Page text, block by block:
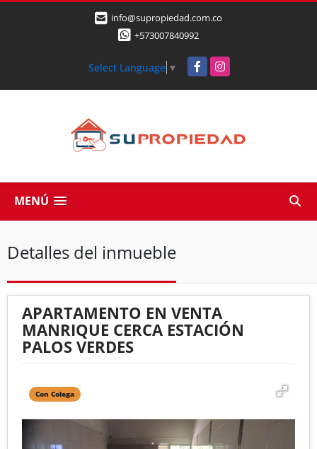
info@supropiedad.com.co
+573007840992
Select Language ▼ FacebookInstagram
MENÚ
Detalles del inmueble
APARTAMENTO EN VENTA
MANRIQUE CERCA ESTACIÓN
PALOS VERDES
Con Colega